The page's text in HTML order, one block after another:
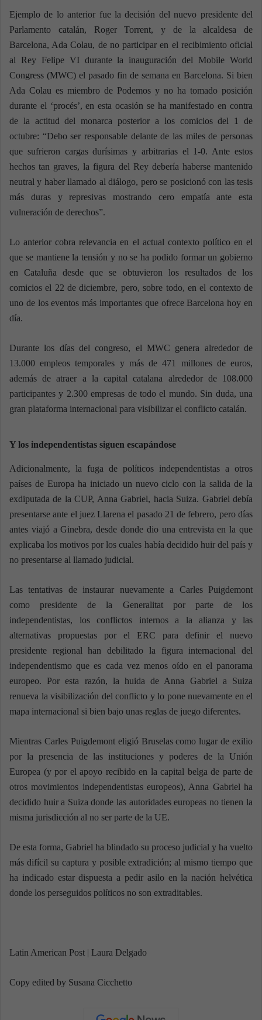
Ejemplo de lo anterior fue la decisión del nuevo presidente del
Parlamento catalán, Roger Torrent, y de la alcaldesa de
Barcelona, Ada Colau, de no participar en el recibimiento oficial
al Rey Felipe VI durante la inauguración del Mobile World
Congress (MWC) el pasado fin de semana en Barcelona. Si bien
Ada Colau es miembro de Podemos y no ha tomado posición
durante el ‘procés’, en esta ocasión se ha manifestado en contra
de la actitud del monarca posterior a los comicios del 1 de
octubre: “Debo ser responsable delante de las miles de personas
que sufrieron cargas durísimas y arbitrarias el 1-0. Ante estos
hechos tan graves, la figura del Rey debería haberse mantenido
neutral y haber llamado al diálogo, pero se posicionó con las tesis
más duras y represivas mostrando cero empatía ante esta
vulneración de derechos”.
Lo anterior cobra relevancia en el actual contexto político en el
que se mantiene la tensión y no se ha podido formar un gobierno
en Cataluña desde que se obtuvieron los resultados de los
comicios el 22 de diciembre, pero, sobre todo, en el contexto de
uno de los eventos más importantes que ofrece Barcelona hoy en
día.
Durante los días del congreso, el MWC genera alrededor de
13.000 empleos temporales y más de 471 millones de euros,
además de atraer a la capital catalana alrededor de 108.000
participantes y 2.300 empresas de todo el mundo. Sin duda, una
gran plataforma internacional para visibilizar el conflicto catalán.
Y los independentistas siguen escapándose
Adicionalmente, la fuga de políticos independentistas a otros
países de Europa ha iniciado un nuevo ciclo con la salida de la
exdiputada de la CUP, Anna Gabriel, hacia Suiza. Gabriel debía
presentarse ante el juez Llarena el pasado 21 de febrero, pero días
antes viajó a Ginebra, desde donde dio una entrevista en la que
explicaba los motivos por los cuales había decidido huir del país y
no presentarse al llamado judicial.
Las tentativas de instaurar nuevamente a Carles Puigdemont
como presidente de la Generalitat por parte de los
independentistas, los conflictos internos a la alianza y las
alternativas propuestas por el ERC para definir el nuevo
presidente regional han debilitado la figura internacional del
independentismo que es cada vez menos oído en el panorama
europeo. Por esta razón, la huida de Anna Gabriel a Suiza
renueva la visibilización del conflicto y lo pone nuevamente en el
mapa internacional si bien bajo unas reglas de juego diferentes.
Mientras Carles Puigdemont eligió Bruselas como lugar de exilio
por la presencia de las instituciones y poderes de la Unión
Europea (y por el apoyo recibido en la capital belga de parte de
otros movimientos independentistas europeos), Anna Gabriel ha
decidido huir a Suiza donde las autoridades europeas no tienen la
misma jurisdicción al no ser parte de la UE.
De esta forma, Gabriel ha blindado su proceso judicial y ha vuelto
más difícil su captura y posible extradición; al mismo tiempo que
ha indicado estar dispuesta a pedir asilo en la nación helvética
donde los perseguidos políticos no son extraditables.
Latin American Post | Laura Delgado
Copy edited by Susana Cicchetto